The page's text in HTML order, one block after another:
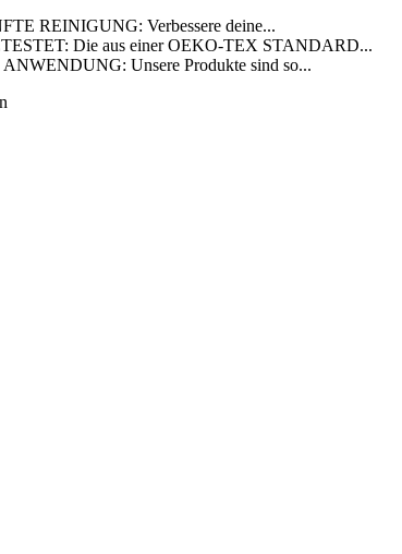
REINIGUNG: Verbessere deine...
Die aus einer OEKO-TEX STANDARD...
Unsere Produkte sind so...